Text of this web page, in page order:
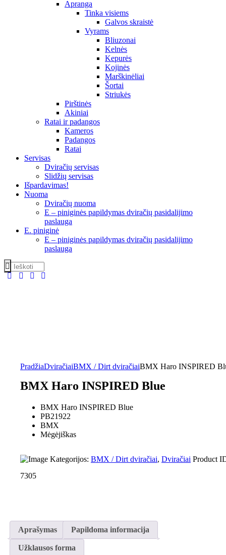
Apranga
Tinka visiems
Galvos skraistė
Vyrams
Bliuzonai
Kelnės
Kepurės
Kojinės
Marškinėliai
Šortai
Striukės
Pirštinės
Akiniai
Ratai ir padangos
Kameros
Padangos
Ratai
Servisas
Dviračių servisas
Slidžių servisas
Išpardavimas!
Nuoma
Dviračių nuoma
E – piniginės papildymas dviračių pasidalijimo
paslauga
E. piniginė
E – piniginės papildymas dviračių pasidalijimo
paslauga
PradžiaDviračiaiBMX / Dirt dviračiaiBMX Haro INSPIRED
BMX Haro INSPIRED Blue
BMX Haro INSPIRED Blue
PB21922
BMX
Mėgėjiškas
Kategorijos: BMX / Dirt dviračiai, Dviračiai Product
7305
Aprašymas Papildoma informacija
Užklausos forma